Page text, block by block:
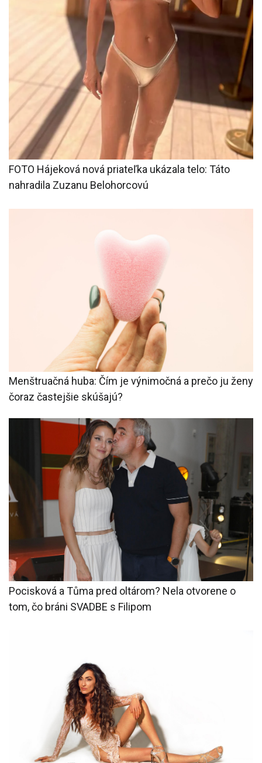
FOTO Hájeková nová priateľka ukázala telo: Táto
nahradila Zuzanu Belohorcovú
Menštruačná huba: Čím je výnimočná a prečo ju ženy
čoraz častejšie skúšajú?
Pocisková a Tůma pred oltárom? Nela otvorene o
tom, čo bráni SVADBE s Filipom